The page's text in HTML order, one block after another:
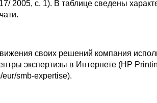
2005, с. 1). В таблице сведены
своих решений компания
экспертизы в Интернете (HP
smb-expertise).